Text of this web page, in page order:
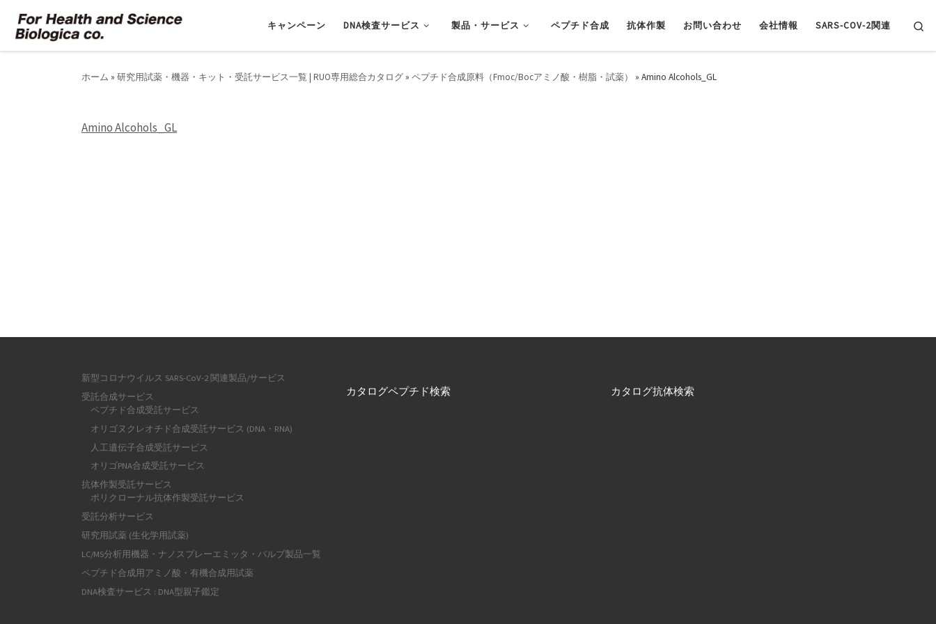
コンテンツへスキップ キャンペーン DNA検査サービス 製品・サービス ペプチド合成 抗体作製 お問い合わせ 会社情報 SARS-COV-2関連
ホーム » 研究用試薬・機器・キット・受託サービス一覧 | RUO専用総合カタログ » ペプチド合成原料（Fmoc/Bocアミノ酸・樹脂・試薬） » Amino Alcohols_GL
Amino Alcohols_GL
新型コロナウイルス SARS-CoV-2 関連製品/サービス
受託合成サービス
ペプチド合成受託サービス
オリゴヌクレオチド合成受託サービス (DNA・RNA)
人工遺伝子合成受託サービス
オリゴPNA合成受託サービス
抗体作製受託サービス
ポリクローナル抗体作製受託サービス
受託分析サービス
研究用試薬 (生化学用試薬)
LC/MS分析用機器・ナノスプレーエミッタ・バルブ製品一覧
ペプチド合成用アミノ酸・有機合成用試薬
DNA検査サービス : DNA型親子鑑定
カタログペプチド検索 カタログ抗体検索